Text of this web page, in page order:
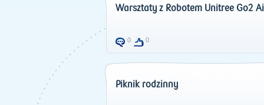
Warsztaty z Robotem Unitree Go2
0 0
Piknik rodzinny